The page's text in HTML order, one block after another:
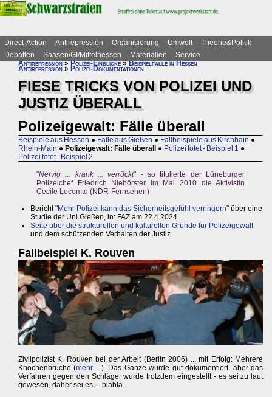
Direct-Action Antirepression Organisierung Umwelt
Theorie&Politik
Debatten
Saasen/GI/Mittelhessen Materialien
Service
Antirepression»Polizei-Einblicke»Beispielfälle in Hessen
Antirepression » Polizei-Dokumentationen
FIESE TRICKS VON POLIZEI UND
JUSTIZ ÜBERALL
Polizeigewalt: Fälle überall
Beispiele aus Hessen ● Fälle aus Gießen ● Fallbeispiele aus Kirchhain ●
Rhein-Main ● Polizeigewalt: Fälle überall ● Polizei tötet - Beispiel 1 ●
Polizei tötet - Beispiel 2
"Nervig ... krank ... verrückt" - so titulierte der Lüneburger
Polizeichef Friedrich Niehörster im Mai 2010 die Aktivistin
Cecile Lecomte (NDR-Fernsehen)
Bericht "Mehr Polizei kann das Sicherheitsgefühl verringern" über eine
Studie der Uni Gießen, in: FAZ am 22.4.2024
Seite über die strukturellen und kulturellen Gründe für Polizeigewalt
und dem schützenden Verhalten der Justiz
Fallbeispiel K. Rouven
Zivilpolizist K. Rouven bei der Arbeit (Berlin 2006) ... mit Erfolg: Mehrere
Knochenbrüche (mehr ...). Das Ganze wurde gut dokumentiert, aber das
Verfahren gegen den Schläger wurde trotzdem eingestellt - es sei zu laut
gewesen, daher sei es ... blabla.